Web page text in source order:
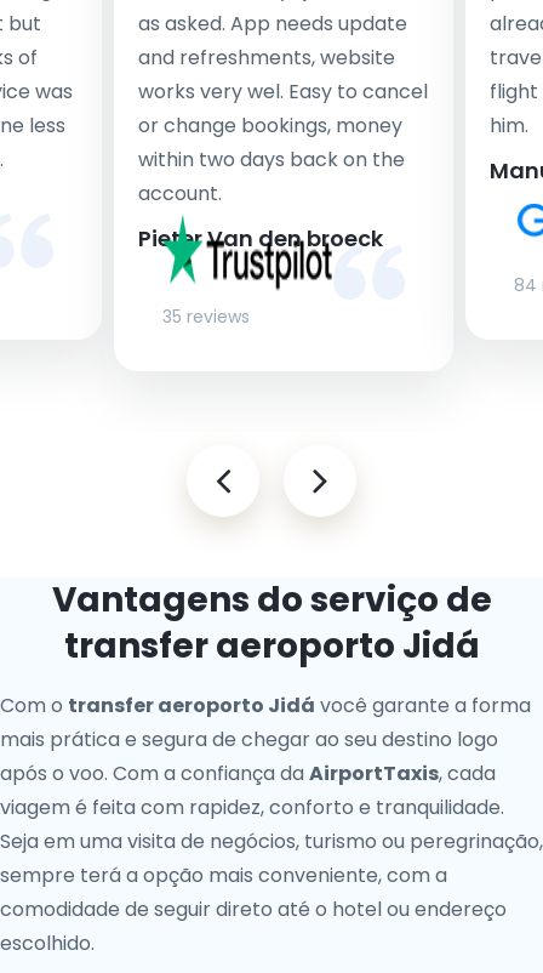
but
of
was
less
as asked. App needs update
and refreshments, website
works very wel. Easy to cancel
or change bookings, money
within two days back on the
account.
Pieter Van den broeck
35 reviews
flight
him.
84
Vantagens do serviço de
transfer aeroporto Jidá
Com o transfer aeroporto Jidá você garante a forma
mais prática e segura de chegar ao seu destino logo
após o voo. Com a confiança da AirportTaxis, cada
viagem é feita com rapidez, conforto e tranquilidade.
Seja em uma visita de negócios, turismo ou peregrinação,
sempre terá a opção mais conveniente, com a
comodidade de seguir direto até o hotel ou endereço
escolhido.